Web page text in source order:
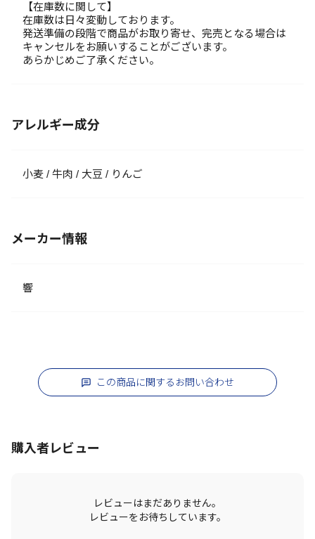
【在庫数に関して】
在庫数は日々変動しております。
発送準備の段階で商品がお取り寄せ、完売となる場合は
キャンセルをお願いすることがございます。
あらかじめご了承ください。
アレルギー成分
小麦 / 牛肉 / 大豆 / りんご
メーカー情報
響
この商品に関するお問い合わせ
購入者レビュー
レビューはまだありません。
レビューをお待ちしています。